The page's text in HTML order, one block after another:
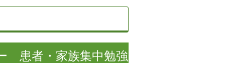
患者・家族集中勉強